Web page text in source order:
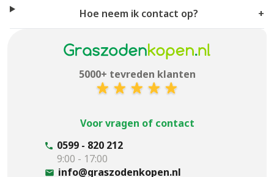
Hoe neem ik contact op? +
5000+ tevreden klanten
Voor vragen of contact
0599 - 820 212
9:00 - 17:00
info@graszodenkopen.nl